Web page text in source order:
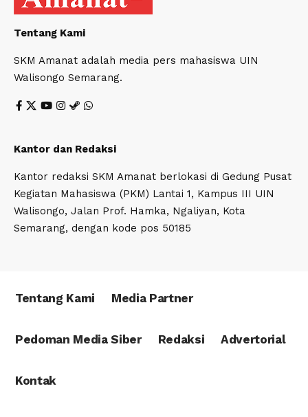
Tentang Kami
SKM Amanat adalah media pers mahasiswa UIN
Walisongo Semarang.
Kantor dan Redaksi
Kantor redaksi SKM Amanat berlokasi di Gedung Pusat
Kegiatan Mahasiswa (PKM) Lantai 1, Kampus III UIN
Walisongo, Jalan Prof. Hamka, Ngaliyan, Kota
Semarang, dengan kode pos 50185
Tentang Kami Media Partner
Pedoman Media Siber Redaksi Advertorial
Kontak